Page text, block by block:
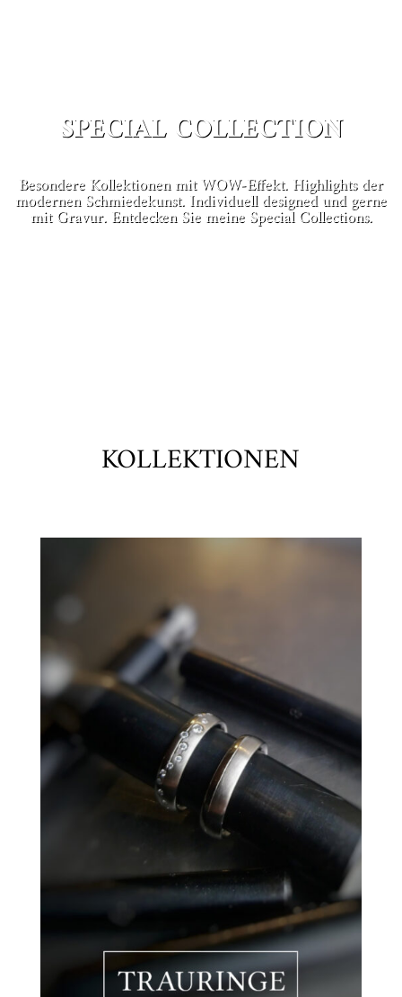
SPECIAL COLLECTION
Besondere Kollektionen mit WOW-Effekt. Highlights der
modernen Schmiedekunst. Individuell designed und gerne
mit Gravur. Entdecken Sie meine Special Collections.
KOLLEKTIONEN